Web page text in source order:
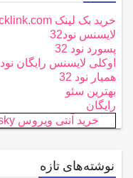
خرید بک لینک behtarinbacklink.com
لایسنس نود32
پسورد نود 32
اوکلی لایسنس رایگان نود 32
همیار نود 32
بهترین سئو
رایگان
خرید آنتی ویروس Kaspersky
نوشته‌های تازه